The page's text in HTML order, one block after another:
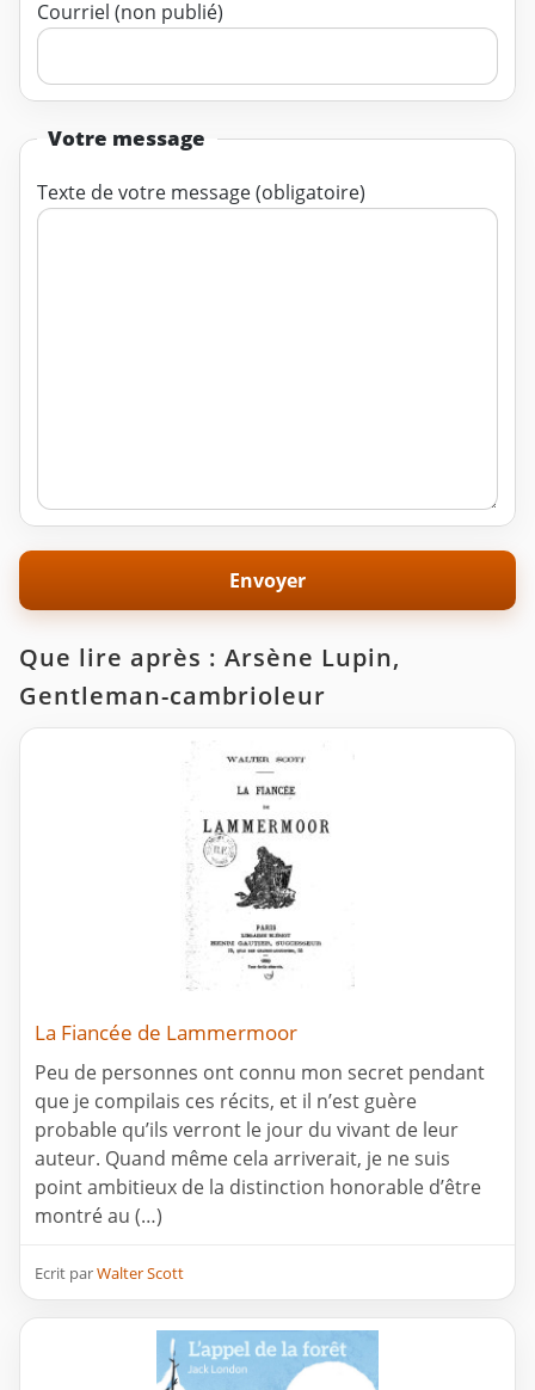
Courriel (non publié)
Votre message
Texte de votre message (obligatoire)
Que lire après : Arsène Lupin,
Gentleman-cambrioleur
La Fiancée de Lammermoor
Peu de personnes ont connu mon secret pendant
que je compilais ces récits, et il n’est guère
probable qu’ils verront le jour du vivant de leur
auteur. Quand même cela arriverait, je ne suis
point ambitieux de la distinction honorable d’être
montré au (…)
Ecrit parWalter Scott